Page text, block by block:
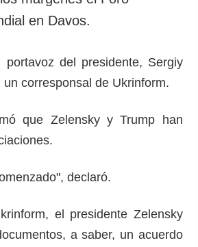
en Davos.
del presidente, Sergiy
un corresponsal de Ukrinform.
que Zelensky y Trump han
declaró.
el presidente Zelensky
a saber, un acuerdo